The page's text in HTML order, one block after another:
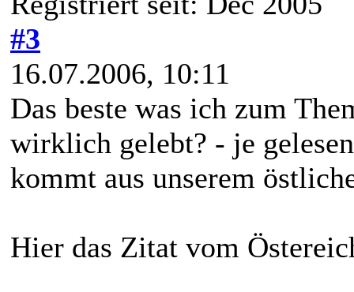
#3
16.07.2006, 10:11
Das beste was ich zum
wirklich gelebt? - je
kommt aus unserem
Hier das Zitat vom